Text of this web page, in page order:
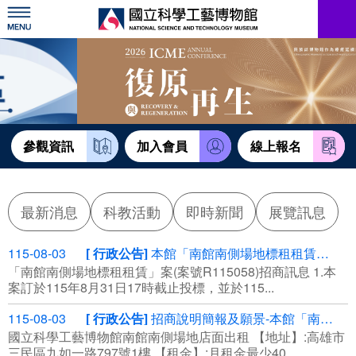
跳
到
主
要
訊息公告
參觀資訊
教育資源
網站服務
關於我們
English
參觀資訊 加入會員 線上報名
最新消息 科教活動 即時新聞 展覽訊息
115-08-03 行政公告 本館「南館南側場地標租租賃」案(案號R115058)第3次公告，⾃115年8月3日起公開領標
「南館南側場地標租租賃」案(案號R115058)招商訊息 1.本
案訂於115年8⽉31⽇17時截⽌投標，並於115...
115-08-03
行政公告 招商說明簡報及願景-本館「南館南側場地標租租賃」案(案號R115058)
國立科學工藝博物館南館南側場地店面出租 【地址】:高雄市
三民區九如一路797號1樓 【租金】:月租金最少40...